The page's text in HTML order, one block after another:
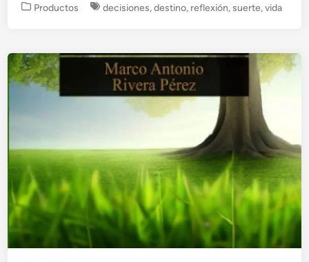
P
l
i
c
n
Productos decisiones,destino, reflexión,suerte,vida